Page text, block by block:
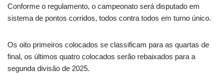
Conforme o regulamento, o campeonato será disputado em
sistema de pontos corridos, todos contra todos em turno único.
Os oito primeiros colocados se classificam para as quartas de
final, os últimos quatro colocados serão rebaixados para a
segunda divisão de 2025.